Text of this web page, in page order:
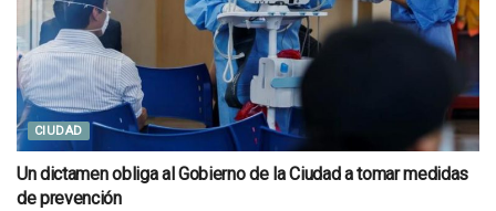
CIUDAD
Un dictamen obliga al Gobierno de la Ciudad a tomar medidas
de prevención